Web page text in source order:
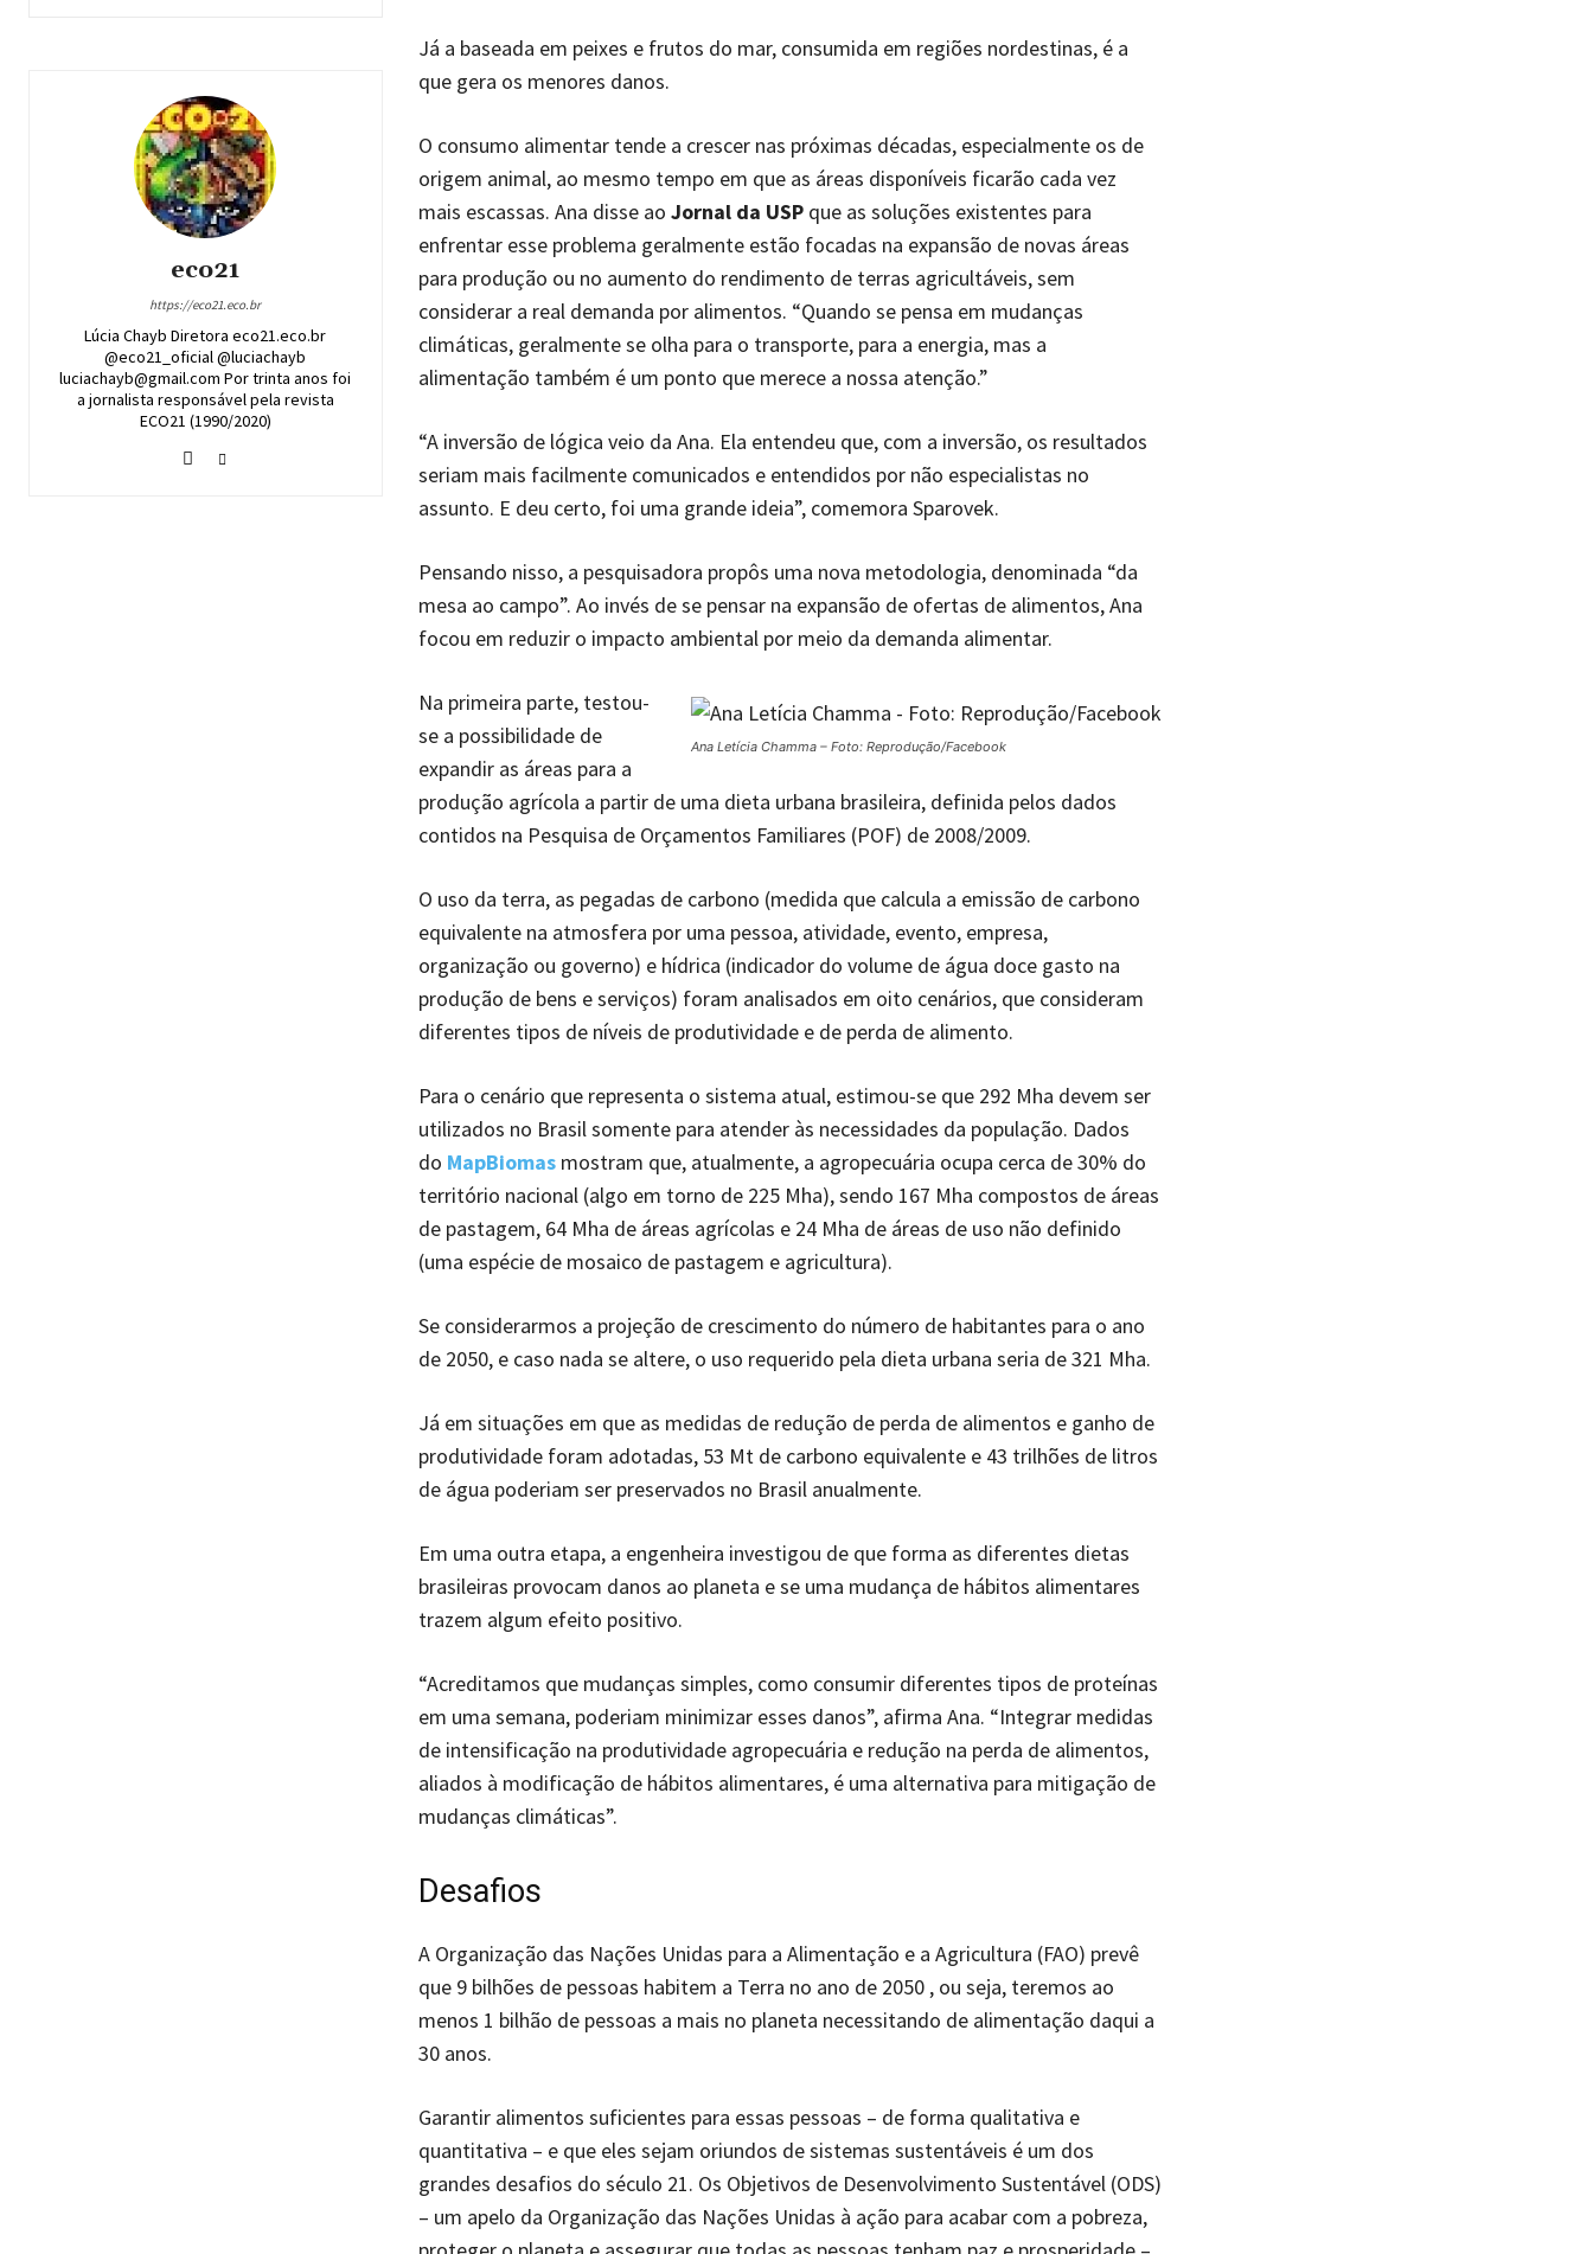
eco21
https://eco21.eco.br
Lúcia Chayb Diretora eco21.eco.br
@eco21_oficial @luciachayb
luciachayb@gmail.com Por trinta anos foi
a jornalista responsável pela revista
ECO21 (1990/2020)
Já a baseada em peixes e frutos do mar, consumida em regiões nordestinas, é a
que gera os menores danos.
O consumo alimentar tende a crescer nas próximas décadas, especialmente os de
origem animal, ao mesmo tempo em que as áreas disponíveis ficarão cada vez
mais escassas. Ana disse ao Jornal da USPque as soluções existentes para
enfrentar esse problema geralmente estão focadas na expansão de novas áreas
para produção ou no aumento do rendimento de terras agricultáveis, sem
considerar a real demanda por alimentos. “Quando se pensa em mudanças
climáticas, geralmente se olha para o transporte, para a energia, mas a
alimentação também é um ponto que merece a nossa atenção.”
“A inversão de lógica veio da Ana. Ela entendeu que, com a inversão, os resultados
seriam mais facilmente comunicados e entendidos por não especialistas no
assunto. E deu certo, foi uma grande ideia”, comemora Sparovek.
Pensando nisso, a pesquisadora propôs uma nova metodologia, denominada “da
mesa ao campo”. Ao invés de se pensar na expansão de ofertas de alimentos, Ana
focou em reduzir o impacto ambiental por meio da demanda alimentar.
Ana Letícia Chamma – Foto: Reprodução/Facebook
Na primeira parte, testou-
se a possibilidade de
expandir as áreas para a
produção agrícola a partir de uma dieta urbana brasileira, definida pelos dados
contidos na Pesquisa de Orçamentos Familiares (POF) de 2008/2009.
O uso da terra, as pegadas de carbono (medida que calcula a emissão de carbono
equivalente na atmosfera por uma pessoa, atividade, evento, empresa,
organização ou governo) e hídrica (indicador do volume de água doce gasto na
produção de bens e serviços) foram analisados em oito cenários, que consideram
diferentes tipos de níveis de produtividade e de perda de alimento.
Para o cenário que representa o sistema atual, estimou-se que 292 Mha devem ser
utilizados no Brasil somente para atender às necessidades da população. Dados
do MapBiomasmostram que, atualmente, a agropecuária ocupa cerca de 30% do
território nacional (algo em torno de 225 Mha), sendo 167 Mha compostos de áreas
de pastagem, 64 Mha de áreas agrícolas e 24 Mha de áreas de uso não definido
(uma espécie de mosaico de pastagem e agricultura).
Se considerarmos a projeção de crescimento do número de habitantes para o ano
de 2050, e caso nada se altere, o uso requerido pela dieta urbana seria de 321 Mha.
Já em situações em que as medidas de redução de perda de alimentos e ganho de
produtividade foram adotadas, 53 Mt de carbono equivalente e 43 trilhões de litros
de água poderiam ser preservados no Brasil anualmente.
Em uma outra etapa, a engenheira investigou de que forma as diferentes dietas
brasileiras provocam danos ao planeta e se uma mudança de hábitos alimentares
trazem algum efeito positivo.
“Acreditamos que mudanças simples, como consumir diferentes tipos de proteínas
em uma semana, poderiam minimizar esses danos”, afirma Ana. “Integrar medidas
de intensificação na produtividade agropecuária e redução na perda de alimentos,
aliados à modificação de hábitos alimentares, é uma alternativa para mitigação de
mudanças climáticas”.
Desafios
A Organização das Nações Unidas para a Alimentação e a Agricultura (FAO) prevê
que 9 bilhões de pessoas habitem a Terra no ano de 2050 , ou seja, teremos ao
menos 1 bilhão de pessoas a mais no planeta necessitando de alimentação daqui a
30 anos.
Garantir alimentos suficientes para essas pessoas – de forma qualitativa e
quantitativa – e que eles sejam oriundos de sistemas sustentáveis é um dos
grandes desafios do século 21. Os Objetivos de Desenvolvimento Sustentável (ODS)
– um apelo da Organização das Nações Unidas à ação para acabar com a pobreza,